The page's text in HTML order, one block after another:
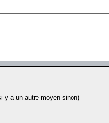
y a un autre moyen sinon)